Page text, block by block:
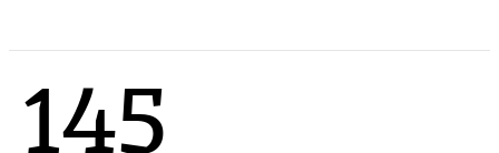
145